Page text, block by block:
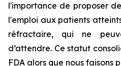
l'importance de proposer
l'emploi aux patients
réfractaire, qui ne
d’attendre. Ce statut
FDA alors que nous faisons